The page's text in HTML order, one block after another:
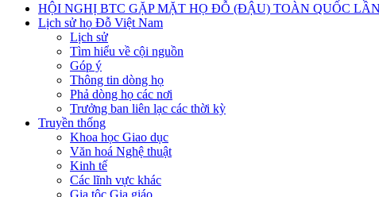
HỘI NGHỊ BTC GẶP MẶT HỌ ĐỖ (ĐẬU) TOÀN QUỐC
Lịch sử họ Đỗ Việt Nam
Lịch sử
Tìm hiểu về cội nguồn
Góp ý
Thông tin dòng họ
Phả dòng họ các nơi
Trưởng ban liên lạc các thời kỳ
Truyền thống
Khoa học Giao dục
Văn hoá Nghệ thuật
Kinh tế
Các lĩnh vực khác
Gia tộc Gia giáo